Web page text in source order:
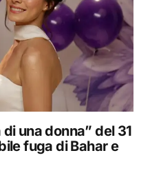
una donna” del 31
fuga di Bahar e